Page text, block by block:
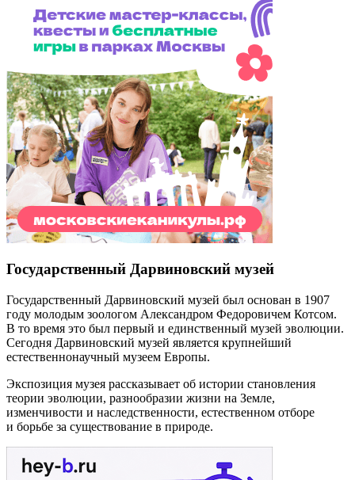
Государственный Дарвиновский музей
Государственный Дарвиновский музей был основан в 1907
году молодым зоологом Александром Федоровичем Котсом.
В то время это был первый и единственный музей эволюции.
Сегодня Дарвиновский музей является крупнейший
естественнонаучный музеем Европы.
Экспозиция музея рассказывает об истории становления
теории эволюции, разнообразии жизни на Земле,
изменчивости и наследственности, естественном отборе
и борьбе за существование в природе.